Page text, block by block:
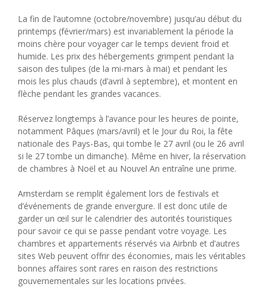
La fin de l’automne (octobre/novembre) jusqu’au début du
printemps (février/mars) est invariablement la période la
moins chère pour voyager car le temps devient froid et
humide. Les prix des hébergements grimpent pendant la
saison des tulipes (de la mi-mars à mai) et pendant les
mois les plus chauds (d’avril à septembre), et montent en
flèche pendant les grandes vacances.
Réservez longtemps à l’avance pour les heures de pointe,
notamment Pâques (mars/avril) et le Jour du Roi, la fête
nationale des Pays-Bas, qui tombe le 27 avril (ou le 26 avril
si le 27 tombe un dimanche). Même en hiver, la réservation
de chambres à Noël et au Nouvel An entraîne une prime.
Amsterdam se remplit également lors de festivals et
d’événements de grande envergure. Il est donc utile de
garder un œil sur le calendrier des autorités touristiques
pour savoir ce qui se passe pendant votre voyage. Les
chambres et appartements réservés via Airbnb et d’autres
sites Web peuvent offrir des économies, mais les véritables
bonnes affaires sont rares en raison des restrictions
gouvernementales sur les locations privées.